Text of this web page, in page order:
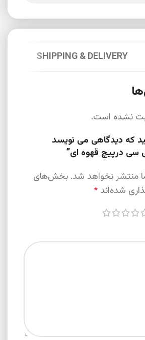
SHIPPING & DELIVERY
نشده است.
که دیدگاهی می نویسد
منتشر نخواهد شد. بخش‌های
شده‌اند *